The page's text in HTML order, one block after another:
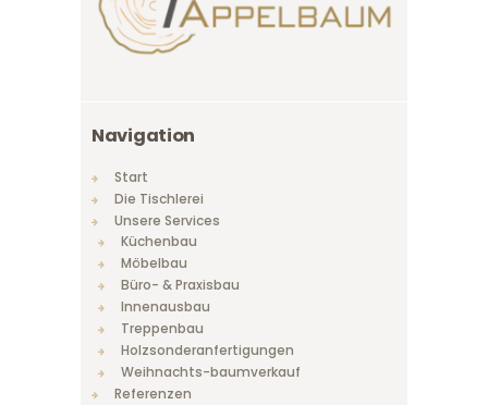
Navigation
Start
Die Tischlerei
Unsere Services
Küchenbau
Möbelbau
Büro- & Praxisbau
Innenausbau
Treppenbau
Holzsonderanfertigungen
Weihnachts-baumverkauf
Referenzen